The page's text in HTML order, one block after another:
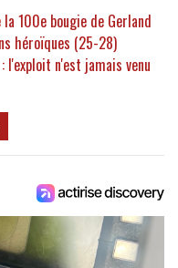
la 100e bougie de Gerland
héroïques (25-28)
: l'exploit n'est jamais venu